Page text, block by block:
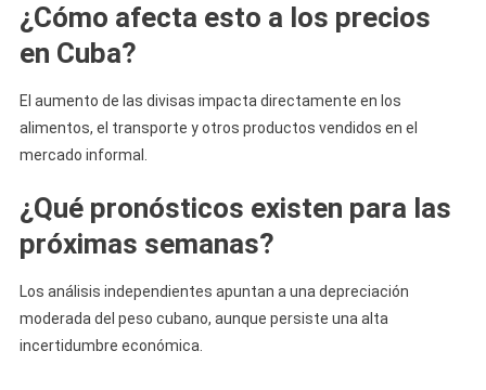
¿Cómo afecta esto a los precios
en Cuba?
El aumento de las divisas impacta directamente en los
alimentos, el transporte y otros productos vendidos en el
mercado informal.
¿Qué pronósticos existen para las
próximas semanas?
Los análisis independientes apuntan a una depreciación
moderada del peso cubano, aunque persiste una alta
incertidumbre económica.